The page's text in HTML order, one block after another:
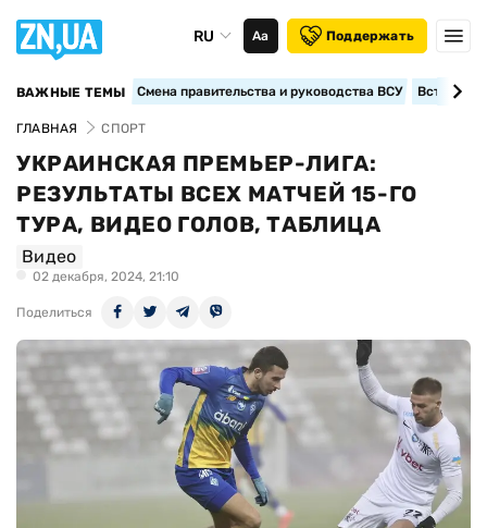
RU Аа Поддержать
ВАЖНЫЕ ТЕМЫ Смена правительства и руководства ВСУ
ГЛАВНАЯ СПОРТ
УКРАИНСКАЯ ПРЕМЬЕР-ЛИГА:
РЕЗУЛЬТАТЫ ВСЕХ МАТЧЕЙ 15-ГО
ТУРА, ВИДЕО ГОЛОВ, ТАБЛИЦА
Видео
02 декабря, 2024, 21:10
Поделиться